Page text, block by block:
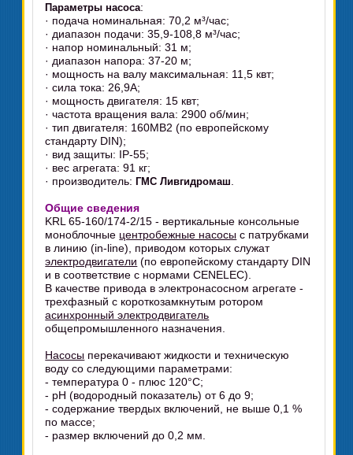
Параметры насоса:
· подача номинальная: 70,2 м³/час;
· диапазон подачи: 35,9-108,8 м³/час;
· напор номинальный: 31 м;
· диапазон напора: 37-20 м;
· мощность на валу максимальная: 11,5 квт;
· сила тока: 26,9А;
· мощность двигателя: 15 квт;
· частота вращения вала: 2900 об/мин;
· тип двигателя: 160МВ2 (по европейскому
стандарту DIN);
· вид защиты: IP-55;
· вес агрегата: 91 кг;
· производитель:ГМС Ливгидромаш
Общие сведения
KRL 65-160/174-2/15 - вертикальные консольные
моноблочные центробежные насосы с патрубками
в линию (in-line), приводом которых служат
электродвигатели (по европейскому стандарту DIN
и в соответствие с нормами CENELEC).
В качестве привода в электронасосном агрегате -
трехфазный с короткозамкнутым ротором
асинхронный электродвигатель
общепромышленного назначения.
Насосы перекачивают жидкости и техническую
воду со следующими параметрами:
- температура 0 - плюс 120°C;
- рН (водородный показатель) от 6 до 9;
- содержание твердых включений, не выше 0,1 %
по массе;
- размер включений до 0,2 мм.